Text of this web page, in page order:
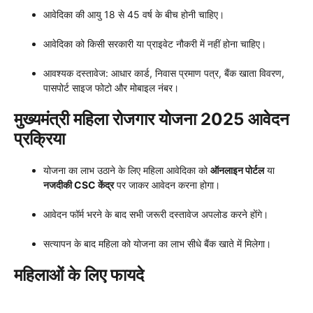
आवेदिका की आयु 18 से 45 वर्ष के बीच होनी चाहिए।
आवेदिका को किसी सरकारी या प्राइवेट नौकरी में नहीं होना चाहिए।
आवश्यक दस्तावेज: आधार कार्ड, निवास प्रमाण पत्र, बैंक खाता विवरण,
पासपोर्ट साइज फोटो और मोबाइल नंबर।
मुख्यमंत्री महिला रोजगार योजना 2025 आवेदन
प्रक्रिया
योजना का लाभ उठाने के लिए महिला आवेदिका कोऑनलाइन पोर्टलया
नजदीकी CSC केंद्रपर जाकर आवेदन करना होगा।
आवेदन फॉर्म भरने के बाद सभी जरूरी दस्तावेज अपलोड करने होंगे।
सत्यापन के बाद महिला को योजना का लाभ सीधे बैंक खाते में मिलेगा।
महिलाओं के लिए फायदे